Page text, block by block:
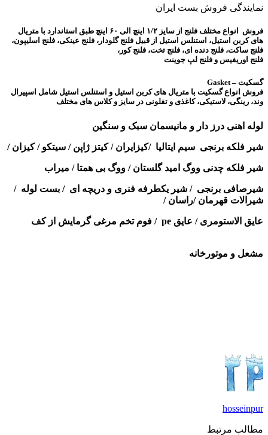
نمایندگی فروش بست ایران
فروش انواع مختلف فلنج از سایز ۱/۲ اینچ الی ۶۰ اینچ طبق استاندارد با متریال
های کربن استیل، استنلس استیل از قبیل فلنج گلودار، فلنج عینکی، فلنج اسلیپون،
فلنج ساکت، فلنج دنده ای، فلنج تخت، فلنج کور،
فلنج اوریفیس و فلنج لپ جوینت
گسکیت – Gasket
فروش انواع گسکیت با متریال های کربن استیل و استنلس استیل شامل اسپیرال
وند، رینگی، لاستیکی، کاغذی و تفلونی در سایز و کلاس های مختلف
لوله اهنی درز دار و مانیسمان سبک و سنگین
شیر فلکه برنجی سیم ایتالیا /کیزایران / کیتز ژاپن / سیتکو / کیزان /
شیر فلکه چدنی ووگ امید گلستان / ووگ بی همتا / میراب
شیرصافی برنجی / شیر یکطرفه فنری و دریچه ای / بست لوله /
شیرالات قهرمان /راسان /
عایق الاستومری / عایق pe / فوم تخم مرغی گرمایش از کف
مشعل و موتورخانه
hosseinpur
مطالب مرتبط